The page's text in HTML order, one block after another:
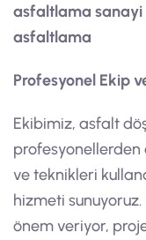
asfaltlama
asfaltlama
Profesyonel Ekip
Ekibimiz, asfalt
profesyonellerden
ve teknikleri
hizmeti
önem veriyor,